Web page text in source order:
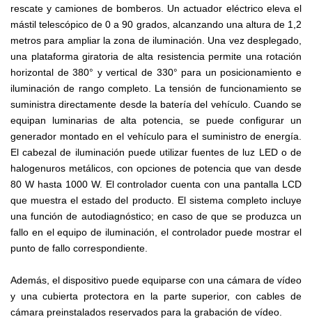
rescate y camiones de bomberos. Un actuador eléctrico eleva el
mástil telescópico de 0 a 90 grados, alcanzando una altura de 1,2
metros para ampliar la zona de iluminación. Una vez desplegado,
una plataforma giratoria de alta resistencia permite una rotación
horizontal de 380° y vertical de 330° para un posicionamiento e
iluminación de rango completo. La tensión de funcionamiento se
suministra directamente desde la batería del vehículo. Cuando se
equipan luminarias de alta potencia, se puede configurar un
generador montado en el vehículo para el suministro de energía.
El cabezal de iluminación puede utilizar fuentes de luz LED o de
halogenuros metálicos, con opciones de potencia que van desde
80 W hasta 1000 W. El controlador cuenta con una pantalla LCD
que muestra el estado del producto. El sistema completo incluye
una función de autodiagnóstico; en caso de que se produzca un
fallo en el equipo de iluminación, el controlador puede mostrar el
punto de fallo correspondiente.
Además, el dispositivo puede equiparse con una cámara de vídeo
y una cubierta protectora en la parte superior, con cables de
cámara preinstalados reservados para la grabación de vídeo.